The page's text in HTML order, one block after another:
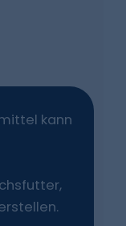
kann